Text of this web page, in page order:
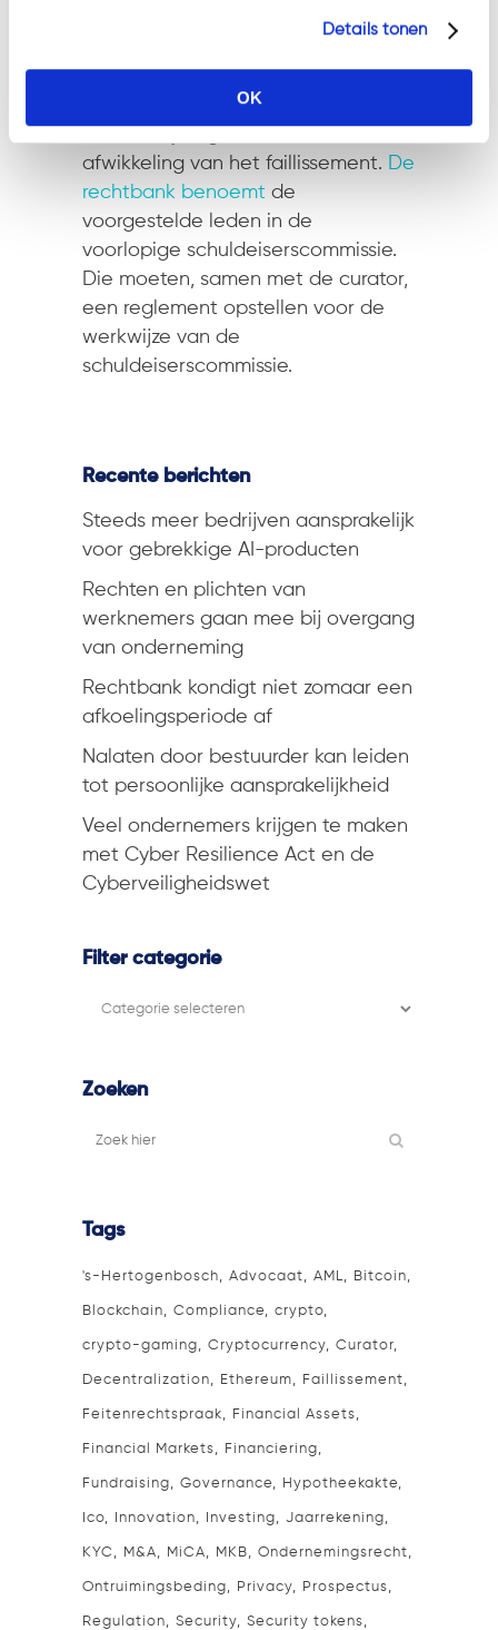
Details tonen
OK
Volgens de rechtbank kan een
met haar kunde en kennis van de
activiteiten van gefailleerde een
afwikkeling van het faillissement. De
rechtbank benoemt de
voorgestelde leden in de
voorlopige schuldeiserscommissie.
Die moeten, samen met de curator,
een reglement opstellen voor de
werkwijze van de
schuldeiserscommissie.
Recente berichten
Steeds meer bedrijven aansprakelijk
voor gebrekkige AI-producten
Rechten en plichten van
werknemers gaan mee bij overgang
van onderneming
Rechtbank kondigt niet zomaar een
afkoelingsperiode af
Nalaten door bestuurder kan leiden
tot persoonlijke aansprakelijkheid
Veel ondernemers krijgen te maken
met Cyber Resilience Act en de
Cyberveiligheidswet
Filter categorie
Filter
Zoeken
Tags
's-Hertogenbosch Advocaat AML Bitcoin
Blockchain Compliance crypto
crypto-gaming Cryptocurrency Curator
Decentralization Ethereum Faillissement
Feitenrechtspraak Financial Assets
Financial Markets Financiering
Fundraising Governance Hypotheekakte
Ico Innovation Investing Jaarrekening
KYC M&A MiCA MKB Ondernemingsrecht
Ontruimingsbeding Privacy Prospectus
Regulation Security Security tokens